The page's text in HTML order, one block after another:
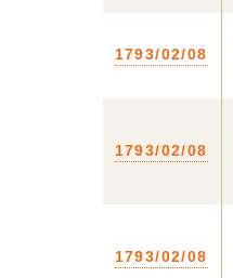
1793/02/08
1793/02/08
1793/02/08